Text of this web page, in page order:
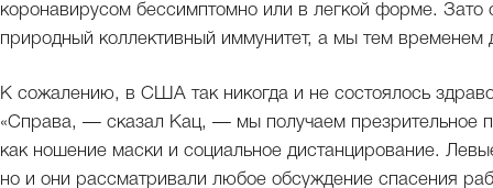
коронавирусом бессимптомно или в легкой форме.
природный коллективный иммунитет, а мы тем временем
К сожалению, в США так никогда и не состоялось
«Справа, — сказал Кац, — мы получаем презрительное
как ношение маски и социальное дистанцирование.
но и они рассматривали любое обсуждение спасения